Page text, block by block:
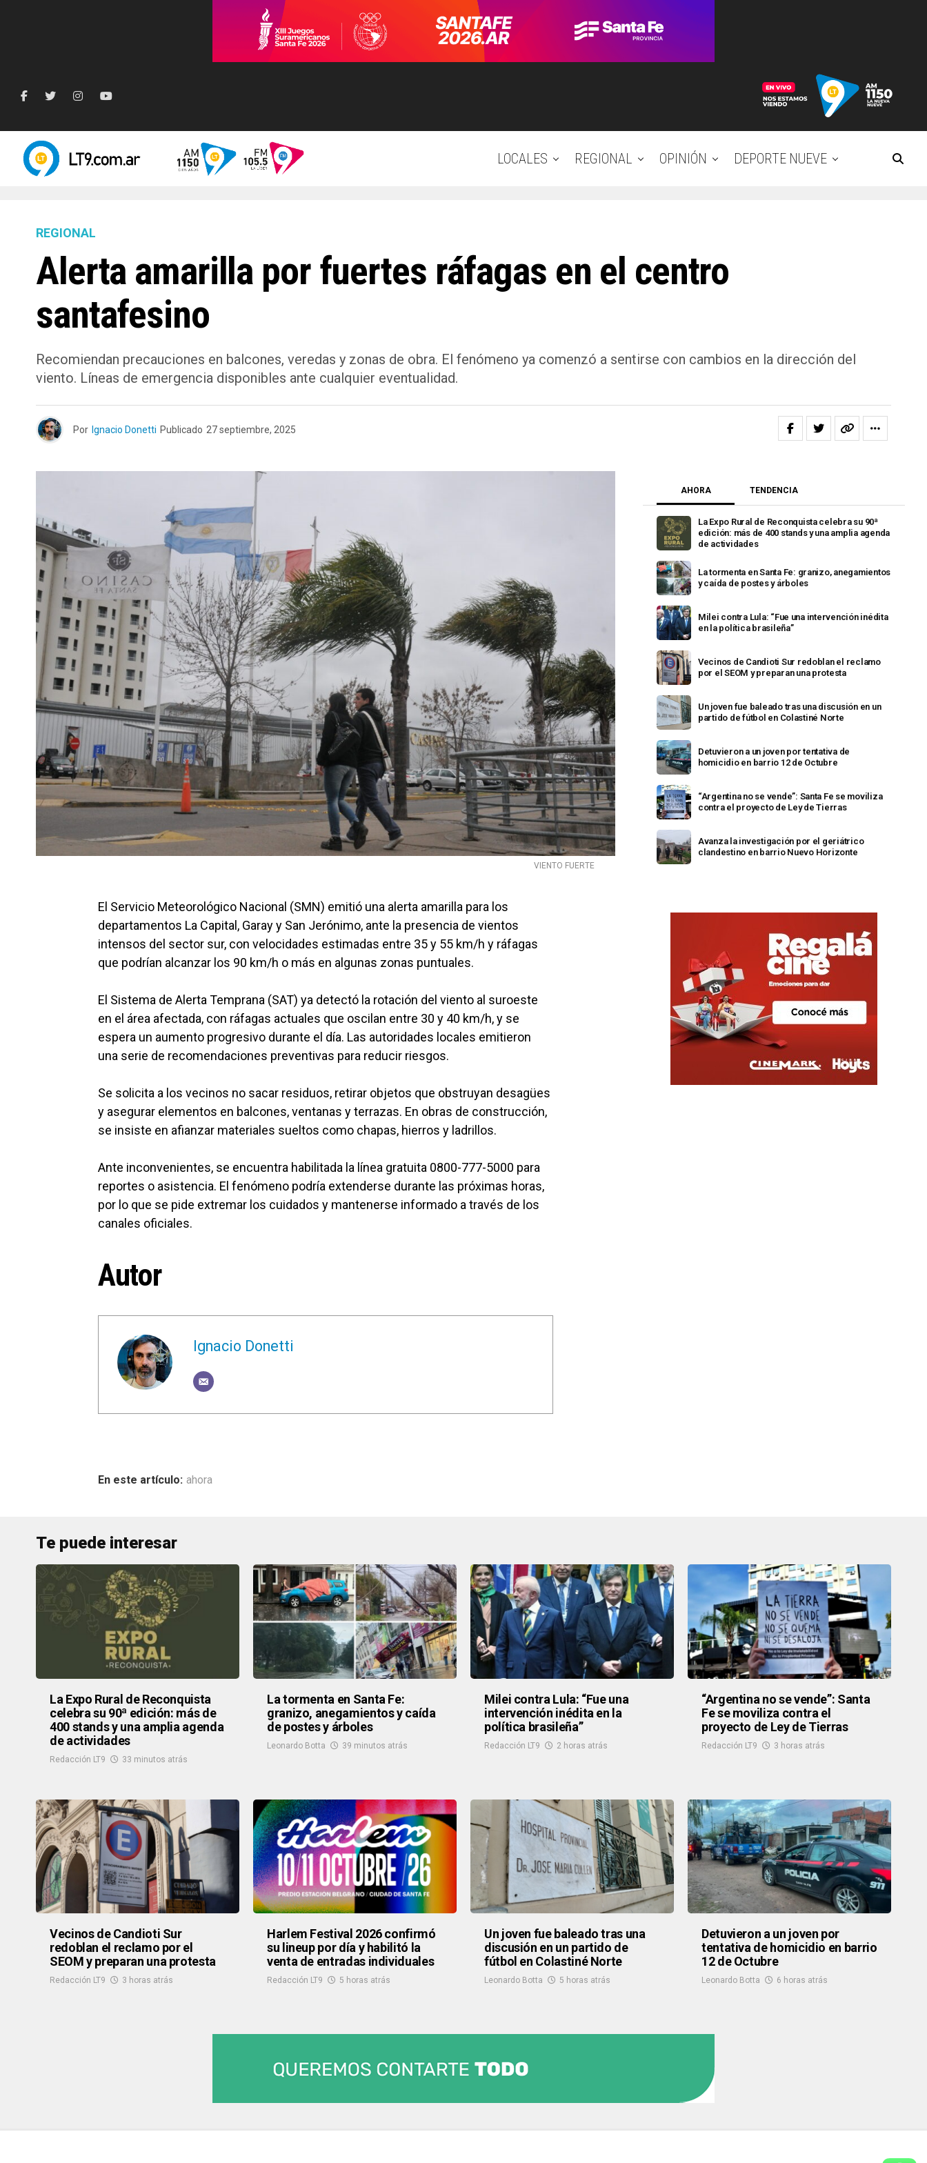
LOCALES REGIONAL OPINIÓN DEPORTE NUEVE
REGIONAL
Alerta amarilla por fuertes ráfagas en el centro
santafesino
Recomiendan precauciones en balcones, veredas y zonas de obra. El fenómeno ya comenzó a sentirse con cambios en la dirección del
viento. Líneas de emergencia disponibles ante cualquier eventualidad.
Por Ignacio Donetti Publicado 27 septiembre, 2025
VIENTO FUERTE
El Servicio Meteorológico Nacional (SMN) emitió una alerta amarilla para los
departamentos La Capital, Garay y San Jerónimo, ante la presencia de vientos
intensos del sector sur, con velocidades estimadas entre 35 y 55 km/h y ráfagas
que podrían alcanzar los 90 km/h o más en algunas zonas puntuales.
El Sistema de Alerta Temprana (SAT) ya detectó la rotación del viento al suroeste
en el área afectada, con ráfagas actuales que oscilan entre 30 y 40 km/h, y se
espera un aumento progresivo durante el día. Las autoridades locales emitieron
una serie de recomendaciones preventivas para reducir riesgos.
Se solicita a los vecinos no sacar residuos, retirar objetos que obstruyan desagües
y asegurar elementos en balcones, ventanas y terrazas. En obras de construcción,
se insiste en afianzar materiales sueltos como chapas, hierros y ladrillos.
Ante inconvenientes, se encuentra habilitada la línea gratuita 0800-777-5000 para
reportes o asistencia. El fenómeno podría extenderse durante las próximas horas,
por lo que se pide extremar los cuidados y mantenerse informado a través de los
canales oficiales.
Autor
Ignacio Donetti
ahora
AHORA TENDENCIA
La Expo Rural de Reconquista celebra su 90ª
edición: más de 400 stands y una amplia agenda
de actividades
La tormenta en Santa Fe: granizo, anegamientos
y caída de postes y árboles
Milei contra Lula: “Fue una intervención inédita
en la política brasileña”
Vecinos de Candioti Sur redoblan el reclamo
por el SEOM y preparan una protesta
Un joven fue baleado tras una discusión en un
partido de fútbol en Colastiné Norte
Detuvieron a un joven por tentativa de
homicidio en barrio 12 de Octubre
“Argentina no se vende”: Santa Fe se moviliza
contra el proyecto de Ley de Tierras
Avanza la investigación por el geriátrico
clandestino en barrio Nuevo Horizonte
Te puede interesar
La Expo Rural de Reconquista
celebra su 90ª edición: más de
400 stands y una amplia agenda
de actividades
Redacción LT9 33 minutos atrás
La tormenta en Santa Fe:
granizo, anegamientos y caída
de postes y árboles
Leonardo Botta 39 minutos atrás
Milei contra Lula: “Fue una
intervención inédita en la
política brasileña”
Redacción LT9 2 horas atrás
“Argentina no se vende”: Santa
Fe se moviliza contra el
proyecto de Ley de Tierras
Redacción LT9 3 horas atrás
Vecinos de Candioti Sur
redoblan el reclamo por el
SEOM y preparan una protesta
Redacción LT9 3 horas atrás
Harlem Festival 2026 confirmó
su lineup por día y habilitó la
venta de entradas individuales
Redacción LT9 5 horas atrás
Un joven fue baleado tras una
discusión en un partido de
fútbol en Colastiné Norte
Leonardo Botta 5 horas atrás
Detuvieron a un joven por
tentativa de homicidio en barrio
12 de Octubre
Leonardo Botta 6 horas atrás